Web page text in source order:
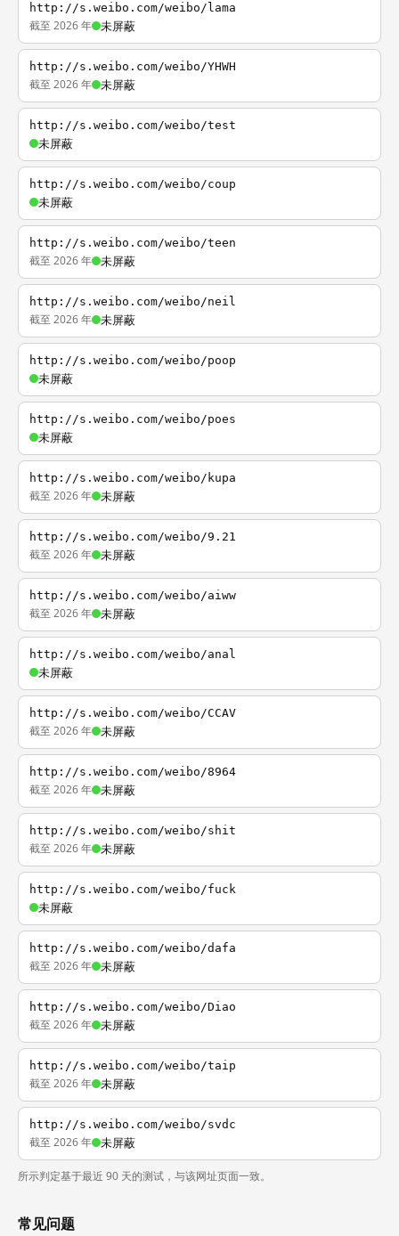
http://s.weibo.com/weibo/lama
截至 2026 年 未屏蔽
http://s.weibo.com/weibo/YHWH
截至 2026 年 未屏蔽
http://s.weibo.com/weibo/test
未屏蔽
http://s.weibo.com/weibo/coup
未屏蔽
http://s.weibo.com/weibo/teen
截至 2026 年 未屏蔽
http://s.weibo.com/weibo/neil
截至 2026 年 未屏蔽
http://s.weibo.com/weibo/poop
未屏蔽
http://s.weibo.com/weibo/poes
未屏蔽
http://s.weibo.com/weibo/kupa
截至 2026 年 未屏蔽
http://s.weibo.com/weibo/9.21
截至 2026 年 未屏蔽
http://s.weibo.com/weibo/aiww
截至 2026 年 未屏蔽
http://s.weibo.com/weibo/anal
未屏蔽
http://s.weibo.com/weibo/CCAV
截至 2026 年 未屏蔽
http://s.weibo.com/weibo/8964
截至 2026 年 未屏蔽
http://s.weibo.com/weibo/shit
截至 2026 年 未屏蔽
http://s.weibo.com/weibo/fuck
未屏蔽
http://s.weibo.com/weibo/dafa
截至 2026 年 未屏蔽
http://s.weibo.com/weibo/Diao
截至 2026 年 未屏蔽
http://s.weibo.com/weibo/taip
截至 2026 年 未屏蔽
http://s.weibo.com/weibo/svdc
截至 2026 年 未屏蔽
所示判定基于最近 90 天的测试，与该网址页面一致。
常见问题